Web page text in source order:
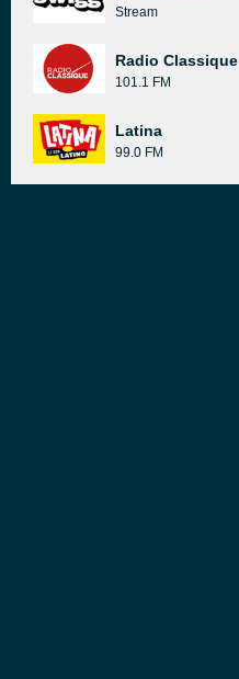
Stream
Radio Classique
101.1 FM
Latina
99.0 FM